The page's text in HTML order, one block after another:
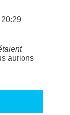
20:29
aurions